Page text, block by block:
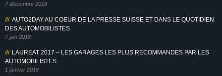
7 décembre 2018
AUTO2DAY AU COEUR DE LA PRESSE SUISSE ET DANS LE QUOTIDIEN
DES AUTOMOBILISTES
7 juin 2018
LAUREAT 2017 – LES GARAGES LES PLUS RECOMMANDES PAR LES
AUTOMOBILISTES
1 janvier 2018